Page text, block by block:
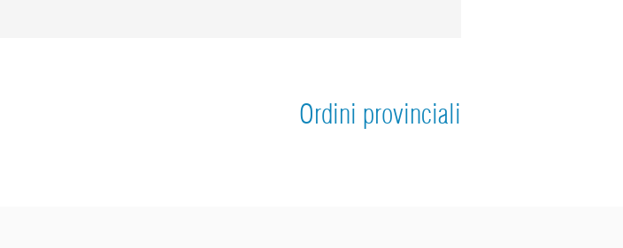
Ordini provinciali